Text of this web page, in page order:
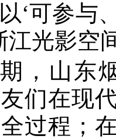
‘可参与
江光影空
，山东
们在现
过程；